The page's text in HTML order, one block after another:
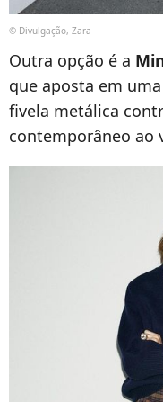
© Divulgação, Zara
Outra opção é a
que aposta em
fivela metálica
contemporâneo ao